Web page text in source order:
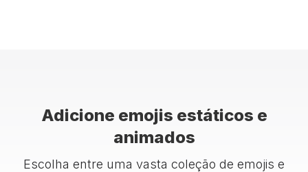
Adicione emojis estáticos e
animados
Escolha entre uma vasta coleção de emojis e